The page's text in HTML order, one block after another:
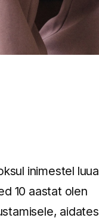
inimestel luua
10 aastat olen
aidates